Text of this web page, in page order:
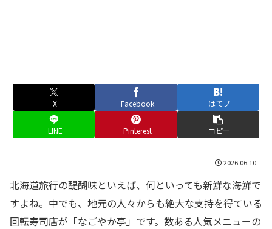
X Facebook はてブ
LINE Pinterest コピー
2026.06.10
北海道旅行の醍醐味といえば、何といっても新鮮な海鮮で
すよね。中でも、地元の人々からも絶大な支持を得ている
回転寿司店が「なごやか亭」です。数ある人気メニューの